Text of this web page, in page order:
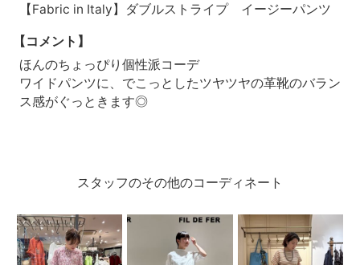
【Fabric in Italy】ダブルストライプ イージーパンツ
【コメント】
ほんのちょっぴり個性派コーデ
ワイドパンツに、でこっとしたツヤツヤの革靴のバラン
ス感がぐっときます◎
スタッフのその他のコーディネート